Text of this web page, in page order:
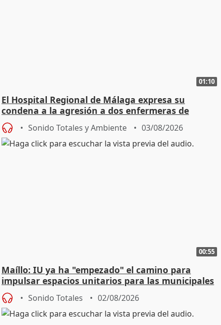
01:10
El Hospital Regional de Málaga expresa su
condena a la agresión a dos enfermeras de
Urgencias
Sonido Totales y Ambiente 03/08/2026
00:55
Maíllo: IU ya ha "empezado" el camino para
impulsar espacios unitarios para las municipales
Sonido Totales 02/08/2026